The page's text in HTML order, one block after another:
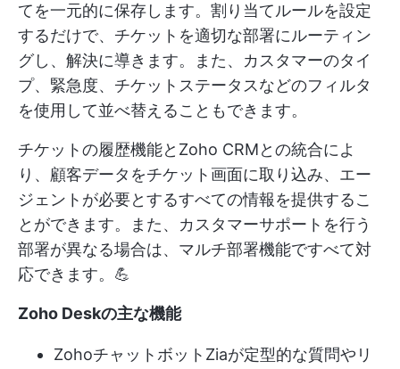
てを一元的に保存します。割り当てルールを設定
するだけで、チケットを適切な部署にルーティン
グし、解決に導きます。また、カスタマーのタイ
プ、緊急度、チケットステータスなどのフィルタ
を使用して並べ替えることもできます。
チケットの履歴機能とZoho CRMとの統合によ
り、顧客データをチケット画面に取り込み、エー
ジェントが必要とするすべての情報を提供するこ
とができます。また、カスタマーサポートを行う
部署が異なる場合は、マルチ部署機能ですべて対
応できます。💪
Zoho Deskの主な機能
ZohoチャットボットZiaが定型的な質問やリ